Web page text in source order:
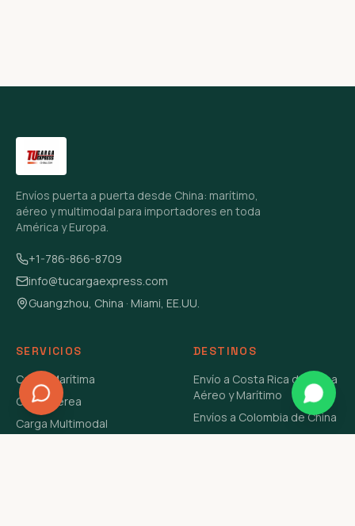
Envíos puerta a puerta desde China: marítimo,
aéreo y multimodal para importadores en toda
América y Europa.
+1-786-866-8709
info@tucargaexpress.com
Guangzhou, China · Miami, EE.UU.
SERVICIOS
Carga Marítima
Carga Aérea
Carga Multimodal
DESTINOS
Envío a Costa Rica de China
Aéreo y Marítimo
Envíos a Colombia de China